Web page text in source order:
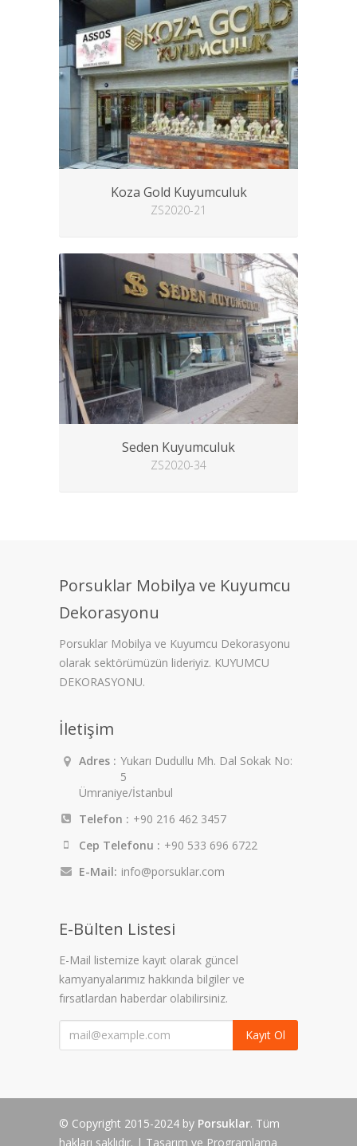
Koza Gold Kuyumculuk
ZS2020-21
Seden Kuyumculuk
ZS2020-34
Porsuklar Mobilya ve Kuyumcu
Dekorasyonu
Porsuklar Mobilya ve Kuyumcu Dekorasyonu
olarak sektörümüzün lideriyiz. KUYUMCU
DEKORASYONU.
İletişim
Adres : Yukarı Dudullu Mh. Dal Sokak No:
5
Ümraniye/İstanbul
Telefon : +90 216 462 3457
Cep Telefonu : +90 533 696 6722
E-Mail: info@porsuklar.com
E-Bülten Listesi
E-Mail listemize kayıt olarak güncel
kamyanyalarımız hakkında bilgiler ve
fırsatlardan haberdar olabilirsiniz.
Kayıt Ol
© Copyright 2015-2024 by Porsuklar. Tüm
hakları saklıdır. | Tasarım ve Programlama